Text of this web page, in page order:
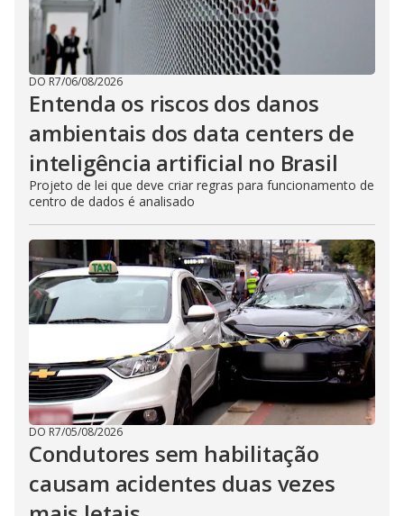
DO R7/06/08/2026
Entenda os riscos dos danos
ambientais dos data centers de
inteligência artificial no Brasil
Projeto de lei que deve criar regras para funcionamento de
centro de dados é analisado
DO R7/05/08/2026
Condutores sem habilitação
causam acidentes duas vezes